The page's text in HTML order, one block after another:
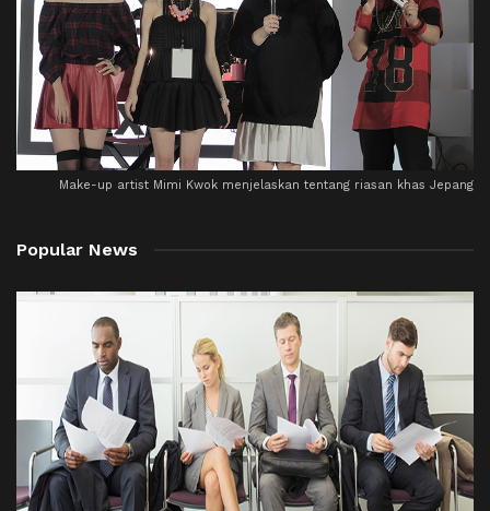
Make-up artist Mimi Kwok menjelaskan tentang riasan khas Jepang
Popular News